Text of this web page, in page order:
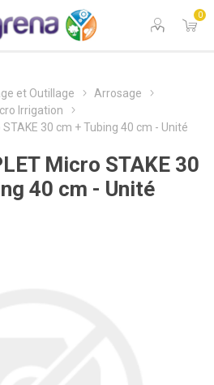
0
et Outillage
Arrosage
Irrigation
STAKE 30 cm + Tubing 40 cm - Unité
Micro STAKE 30
40 cm - Unité